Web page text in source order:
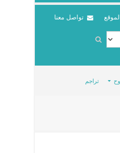
تواصل معنا
تراجم